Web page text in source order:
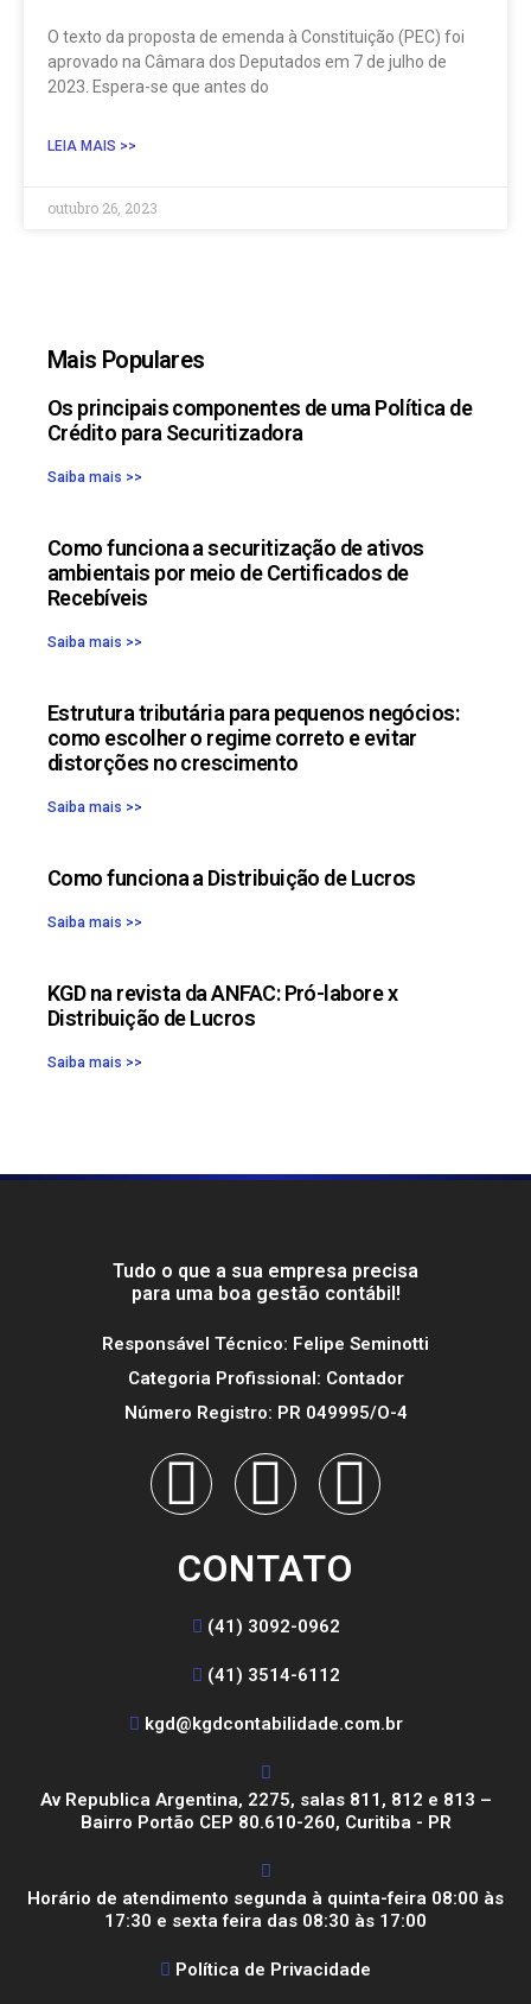
O texto da proposta de emenda à Constituição (PEC) foi
aprovado na Câmara dos Deputados em 7 de julho de
2023. Espera-se que antes do
LEIA MAIS >>
outubro 26, 2023
Mais Populares
Os principais componentes de uma Política de
Crédito para Securitizadora
Saiba mais >>
Como funciona a securitização de ativos
ambientais por meio de Certificados de
Recebíveis
Saiba mais >>
Estrutura tributária para pequenos negócios:
como escolher o regime correto e evitar
distorções no crescimento
Saiba mais >>
Como funciona a Distribuição de Lucros
Saiba mais >>
KGD na revista da ANFAC: Pró-labore x
Distribuição de Lucros
Saiba mais >>
Tudo o que a sua empresa precisa
para uma boa gestão contábil!
Responsável Técnico: Felipe Seminotti
Categoria Profissional: Contador
Número Registro: PR 049995/O-4
CONTATO
(41) 3092-0962
(41) 3514-6112
kgd@kgdcontabilidade.com.br
Av Republica Argentina, 2275, salas 811, 812 e 813 –
Bairro Portão CEP 80.610-260, Curitiba - PR
Horário de atendimento segunda à quinta-feira 08:00 às
17:30 e sexta feira das 08:30 às 17:00
Política de Privacidade